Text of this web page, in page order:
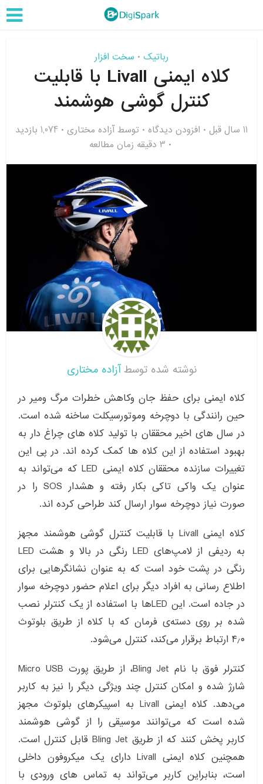
رباتیک • سخت افزار
کلاه ایمنی Livall با قابلیت
کنترل گوشی هوشمند
11 سال قبل افزودن دیدگاه توسط آزاده مختاری
1,074 بازدید
3 دقیقه زمان مطالعه
نوشته شده توسطآزاده مختاری
کلاه ایمنی برای حفظ جان وکاهش خطرات مرگ ومیر در
حین رانندگی با دوچرخه وموتورسیکلت ساخنه شده است.
در سال های اخیر محققان با تولید کلاه های چراغ دار به
بهبود استفاده از این کلاه ها کمک کرده اند. در پی این
تغییرات سازنده محققان کلاه ایمنی LED که می‌تواند به
عنوان یک واکی تاکی بکار رفته و هشدار SOS را در
صورت نیاز دوچرخه سوار ارسال کند طراحی کرده اند.
کلاه ایمنی Livall با قابلیت کنترل گوشی هوشمند مجهز
به ردیفی از لامپ‌های LED رنگی در بالا و هشت LED
رنگی در پشت خود است که به عنوان نشانگرهایی برای
اطلاع رسانی به افراد دیگر برای اعلام حضور دوچرخه سوار
در جاده است. این LEDها با استفاده از یک کنترلر نصب
شده بر روی دسته‌ی فرمان که با کلاه از طریق بلوتوث
۴٫۰ ارتباط برقرار می‌کند، کنترل می‌شود.
کنترلر فوق با نام Bling Jet، از طریق پورت Micro USB
شارژ شده و امکان کنترل چند ویژگی دیگر را نیز به کاربر
می‌دهد. کلاه ایمنی Livall به اسپیکرهای بلوتوث مجهز
شده است که می‌توانند موسیقی را از گوشی هوشمند
کاربر پخش کنند که از طریق Bling Jet قابل کنترل است.
همچنین کلاه ایمنی Livall دارای یک میکروفون داخلی
است، بنابراین کاربر می‌تواند به تماس های ورودی با